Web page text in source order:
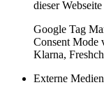
dieser
Google Tag
Consent Mode
Klarna,
Externe